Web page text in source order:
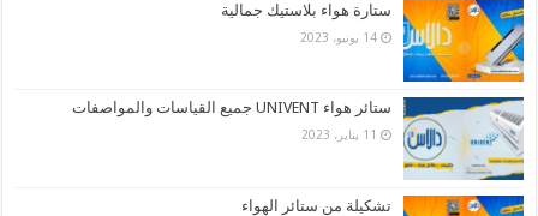
ستارة هواء بلاستيك جمالية
14 يونيو، 2023
ستائر هواء UNIVENT جميع القياسات والمواصفات
11 يناير، 2023
تشكيلة من ستائر الهواء